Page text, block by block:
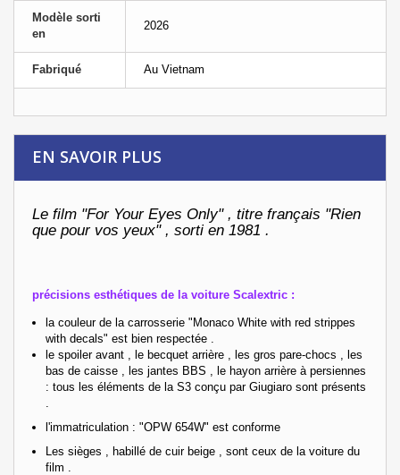
Modèle sorti
en
2026
Fabriqué Au Vietnam
EN SAVOIR PLUS
Le film "For Your Eyes Only" , titre français "Rien
que pour vos yeux" , sorti en 1981 .
précisions esthétiques de la voiture Scalextric :
la couleur de la carrosserie "Monaco White with red strippes
with decals" est bien respectée .
le spoiler avant , le becquet arrière , les gros pare-chocs , les
bas de caisse , les jantes BBS , le hayon arrière à persiennes
: tous les éléments de la S3 conçu par Giugiaro sont présents
l'immatriculation : "OPW 654W" est conforme
Les sièges , habillé de cuir beige , sont ceux de la voiture du
film .